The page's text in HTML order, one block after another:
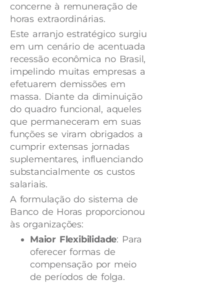
concerne à remuneração de
horas extraordinárias.
Este arranjo estratégico surgiu
em um cenário de acentuada
recessão econômica no Brasil,
impelindo muitas empresas a
efetuarem demissões em
massa. Diante da diminuição
do quadro funcional, aqueles
que permaneceram em suas
funções se viram obrigados a
cumprir extensas jornadas
suplementares, influenciando
substancialmente os custos
salariais.
A formulação do sistema de
Banco de Horas proporcionou
às organizações:
Maior Flexibilidade: Para
oferecer formas de
compensação por meio
de períodos de folga.